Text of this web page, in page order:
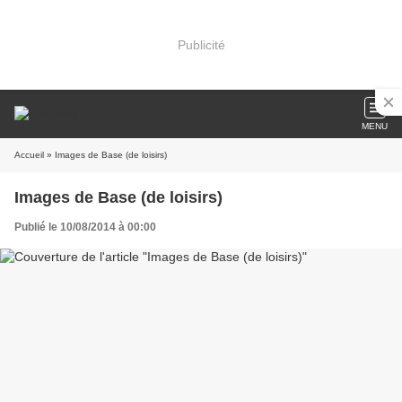
Publicité
MENU
Accueil » Images de Base (de loisirs)
Images de Base (de loisirs)
Publié le 10/08/2014 à 00:00